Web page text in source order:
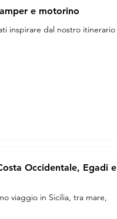
e motorino
inspirare dal nostro itinerario
Occidentale, Egadi e
viaggio in Sicilia, tra mare,